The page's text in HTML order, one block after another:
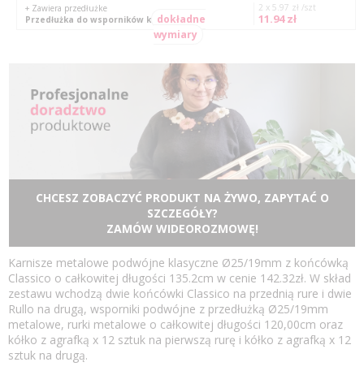
dokładne
wymiary
+ Zawiera przedłużke
Przedłużka do wsporników klasycznych
2 x 5.97 zł /szt
11.94 zł
CHCESZ ZOBACZYĆ PRODUKT NA ŻYWO, ZAPYTAĆ O
SZCZEGÓŁY?
ZAMÓW WIDEOROZMOWĘ!
Karnisze metalowe podwójne klasyczne Ø25/19mm z końcówką
Classico o całkowitej długości 135.2cm w cenie 142.32zł. W skład
zestawu wchodzą dwie końcówki Classico na przednią rure i dwie
Rullo na drugą, wsporniki podwójne z przedłużką Ø25/19mm
metalowe, rurki metalowe o całkowitej długości 120,00cm oraz
kółko z agrafką x 12 sztuk na pierwszą rurę i kółko z agrafką x 12
sztuk na drugą.